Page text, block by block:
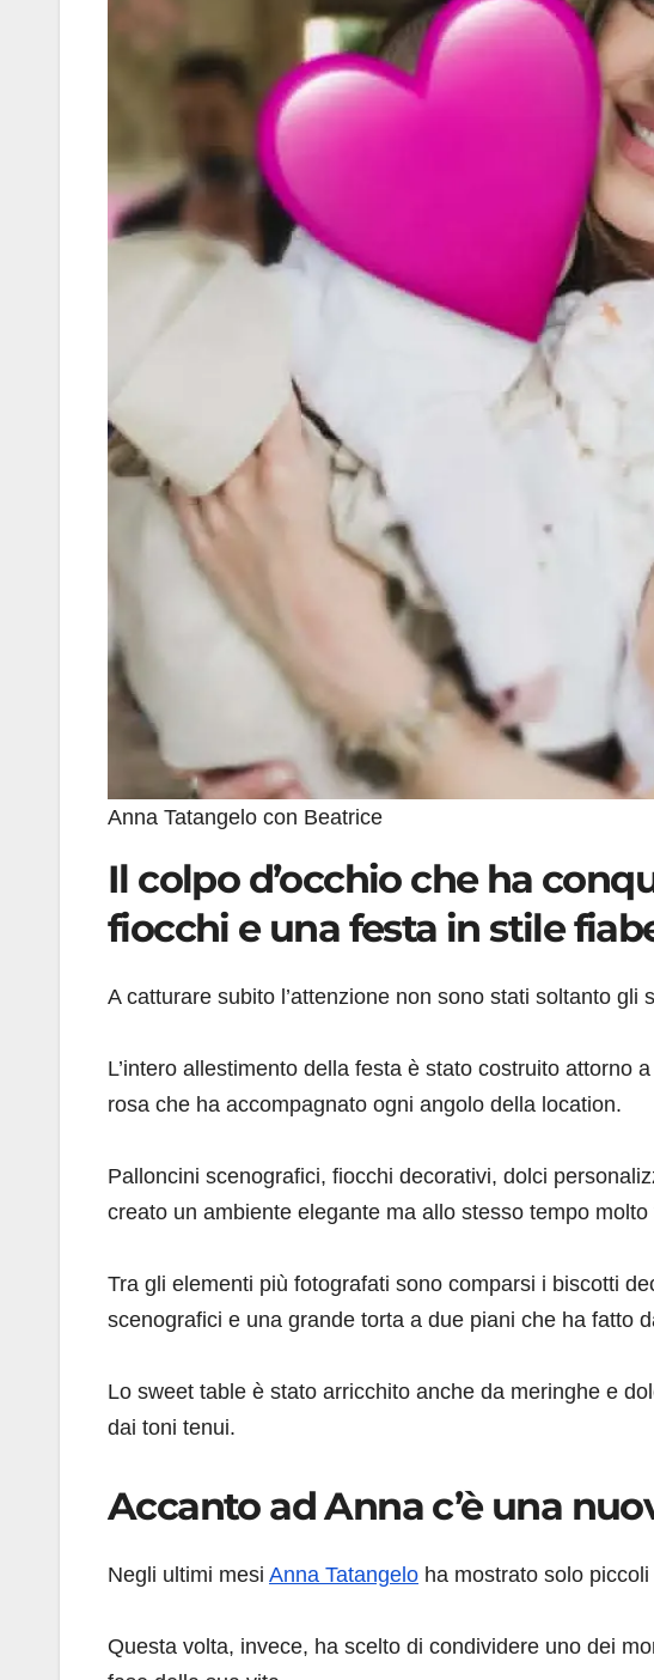
Anna Tatangelo con Beatrice
Il colpo d’occhio che ha
fiocchi e una festa in stile
A catturare subito l’attenzione non sono stati soltanto gli
L’intero allestimento della festa è stato costruito attorno
rosa che ha accompagnato ogni angolo della location.
Palloncini scenografici, fiocchi decorativi, dolci
creato un ambiente elegante ma allo stesso tempo molto
Tra gli elementi più fotografati sono comparsi i biscotti
scenografici e una grande torta a due piani che ha fatto
Lo sweet table è stato arricchito anche da meringhe e
dai toni tenui.
Accanto ad Anna c’è una
Negli ultimi mesi Anna Tatangelo ha mostrato solo
Questa volta, invece, ha scelto di condividere uno dei